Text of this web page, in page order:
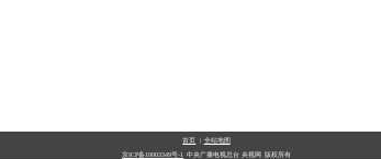
首页 全站地图
京ICP备10003349号-1 中央广播电视总台 央视网 版权所有